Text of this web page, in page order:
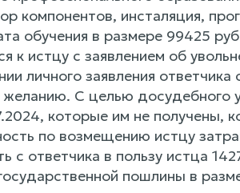
компонентов, инсталяция,
обучения в размере 99425
к истцу с заявлением об
личного заявления
С целью досудебного
которые им не получены,
по возмещению истцу
с ответчика в пользу истца
пошлины в